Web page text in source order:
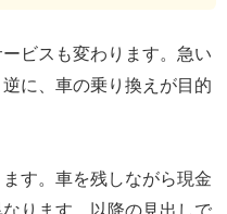
ビスも変わります。急い
に、車の乗り換えが目的
す。車を残しながら現金